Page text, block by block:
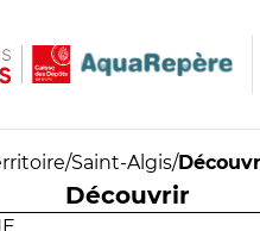
/Saint-Algis/
Découvrir